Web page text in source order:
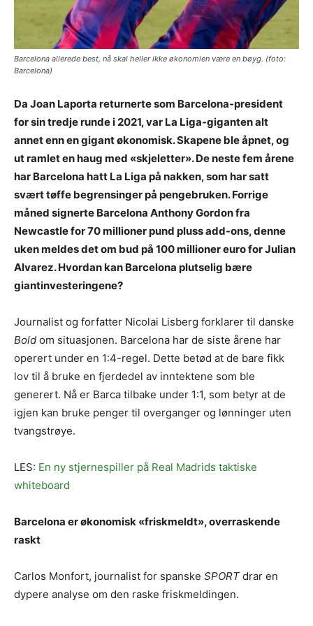
Barcelona allerede best, nå skal heller ikke økonomien være en bøyg. (foto:
Barcelona)
Da Joan Laporta returnerte som Barcelona-president
for sin tredje runde i 2021, var La Liga-giganten alt
annet enn en gigant økonomisk. Skapene ble åpnet, og
ut ramlet en haug med «skjeletter». De neste fem årene
har Barcelona hatt La Liga på nakken, som har satt
svært tøffe begrensinger på pengebruken. Forrige
måned signerte Barcelona Anthony Gordon fra
Newcastle for 70 millioner pund pluss add-ons, denne
uken meldes det om bud på 100 millioner euro for Julian
Alvarez. Hvordan kan Barcelona plutselig bære
giantinvesteringene?
Journalist og forfatter Nicolai Lisberg forklarer til danske
Bold om situasjonen. Barcelona har de siste årene har
operert under en 1:4-regel. Dette betød at de bare fikk
lov til å bruke en fjerdedel av inntektene som ble
generert. Nå er Barca tilbake under 1:1, som betyr at de
igjen kan bruke penger til overganger og lønninger uten
tvangstrøye.
LES: En ny stjernespiller på Real Madrids taktiske
whiteboard
Barcelona er økonomisk «friskmeldt», overraskende
raskt
Carlos Monfort, journalist for spanske SPORT drar en
dypere analyse om den raske friskmeldingen.